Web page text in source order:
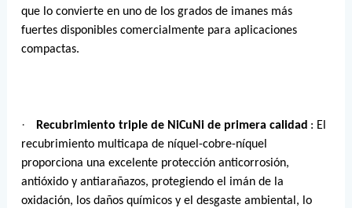
que lo convierte en uno de los grados de imanes más
fuertes disponibles comercialmente para aplicaciones
compactas.
· Recubrimiento triple de NiCuNi de primera calidad : El
recubrimiento multicapa de níquel-cobre-níquel
proporciona una excelente protección anticorrosión,
antióxido y antiarañazos, protegiendo el imán de la
oxidación, los daños químicos y el desgaste ambiental, lo